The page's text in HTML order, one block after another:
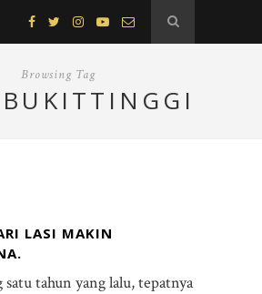
Browsing Tag
LASI MAKIN
tahun yang lalu, tepatnya